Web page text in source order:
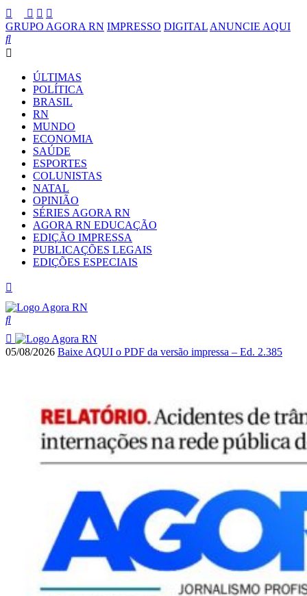
GRUPO AGORA RN IMPRESSO DIGITAL ANUNCIE AQUI
ÚLTIMAS
POLÍTICA
BRASIL
RN
MUNDO
ECONOMIA
SAÚDE
ESPORTES
COLUNISTAS
NATAL
OPINIÃO
SÉRIES AGORA RN
AGORA RN EDUCAÇÃO
EDIÇÃO IMPRESSA
PUBLICAÇÕES LEGAIS
EDIÇÕES ESPECIAIS
05/08/2026 Baixe AQUI o PDF da versão impressa – Ed. 2.385